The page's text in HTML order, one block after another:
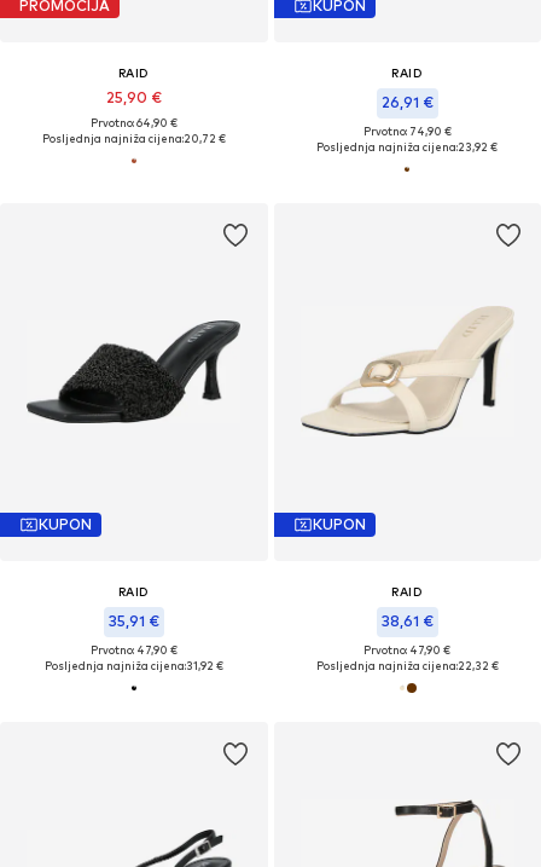
PROMOCIJA
RAID
25,90 €
Prvotno: 64,90 €
Posljednja najniža cijena:20,72 €
KUPON
RAID
26,91 €
Prvotno: 74,90 €
Posljednja najniža cijena:23,92 €
KUPON
RAID
35,91 €
Prvotno: 47,90 €
Posljednja najniža cijena:31,92 €
KUPON
RAID
38,61 €
Prvotno: 47,90 €
Posljednja najniža cijena:22,32 €